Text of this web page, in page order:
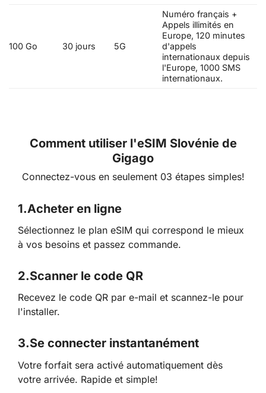
100 Go 30 jours 5G
Numéro français +
Appels illimités en
Europe, 120 minutes
d'appels
internationaux depuis
l'Europe, 1000 SMS
internationaux.
Comment utiliser l'eSIM Slovénie de
Gigago
Connectez-vous en seulement 03 étapes simples!
1.Acheter en ligne
Sélectionnez le plan eSIM qui correspond le mieux
à vos besoins et passez commande.
2.Scanner le code QR
Recevez le code QR par e-mail et scannez-le pour
l'installer.
3.Se connecter instantanément
Votre forfait sera activé automatiquement dès
votre arrivée. Rapide et simple!